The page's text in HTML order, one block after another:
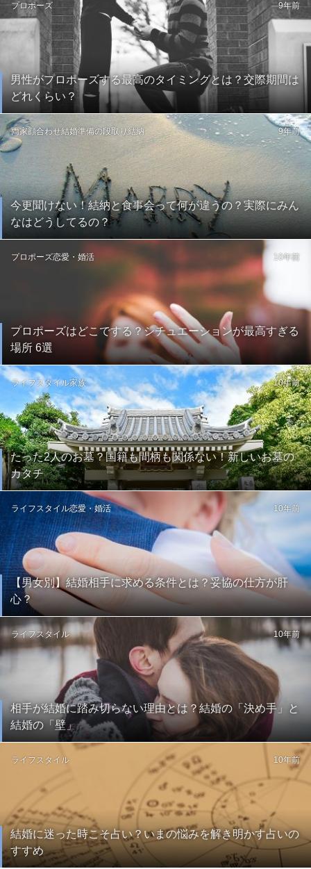
男性がプロポーズする最高のタイミングとは？交際期間は
どれくらい？
プロポーズ 9年前
今更聞けない！結納と食事会って何が違うの？実際にみん
なはどうしてるの？
両家顔合わせ結婚準備の段取り結納 9年前
プロポーズはどこでする？シチュエーションが最高すぎる
場所 6選
プロポーズ恋愛・婚活 10年前
たった2人のお墓？国籍も間柄も関係ない！新しいお墓の
カタチ
ライフスタイル家族 10年前
【男女別】結婚相手に求める条件とは？妥協の仕方が肝
心？
ライフスタイル恋愛・婚活 10年前
相手が結婚に踏み切らない理由とは？結婚の「決め手」と
結婚の「壁」
ライフスタイル 10年前
結婚に迷った時こそ占い？いまの悩みを解き明かす占いの
すすめ
ライフスタイル 10年前